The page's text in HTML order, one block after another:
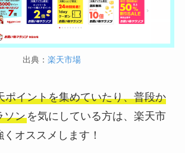
出典： 楽天市場
ポイントを集めていたり、普段か
ソンを気にしている方は、楽天市
オススメします！